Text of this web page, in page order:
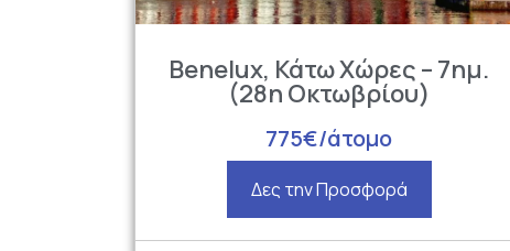
Βenelux, Κάτω Χώρες – 7ημ.
(28η Οκτωβρίου)
775€/άτομο
Δες την Προσφορά